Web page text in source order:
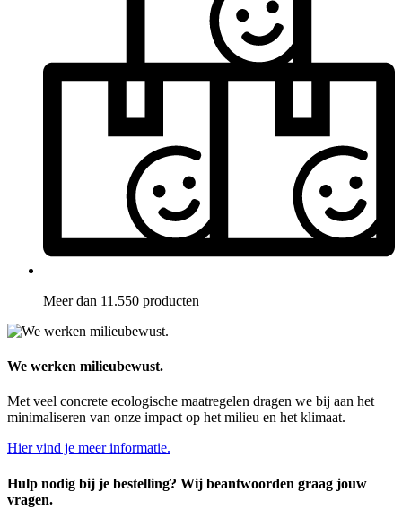
Meer dan 11.550 producten
We werken milieubewust.
Met veel concrete ecologische maatregelen dragen we bij aan het
minimaliseren van onze impact op het milieu en het klimaat.
Hier vind je meer informatie.
Hulp nodig bij je bestelling? Wij beantwoorden graag jouw
vragen.